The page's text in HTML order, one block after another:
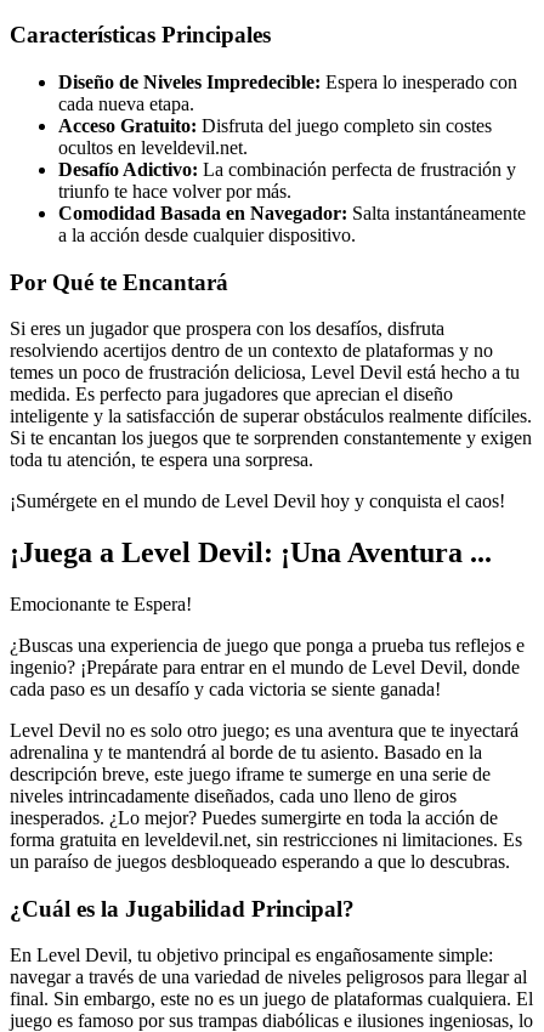
Características Principales
Diseño de Niveles Impredecible: Espera lo inesperado con
cada nueva etapa.
Acceso Gratuito: Disfruta del juego completo sin costes
ocultos en leveldevil.net.
Desafío Adictivo: La combinación perfecta de frustración y
triunfo te hace volver por más.
Comodidad Basada en Navegador: Salta instantáneamente
a la acción desde cualquier dispositivo.
Por Qué te Encantará
Si eres un jugador que prospera con los desafíos, disfruta
resolviendo acertijos dentro de un contexto de plataformas y no
temes un poco de frustración deliciosa, Level Devil está hecho a tu
medida. Es perfecto para jugadores que aprecian el diseño
inteligente y la satisfacción de superar obstáculos realmente difíciles.
Si te encantan los juegos que te sorprenden constantemente y exigen
toda tu atención, te espera una sorpresa.
¡Sumérgete en el mundo de Level Devil hoy y conquista el caos!
¡Juega a Level Devil: ¡Una Aventura ...
Emocionante te Espera!
¿Buscas una experiencia de juego que ponga a prueba tus reflejos e
ingenio? ¡Prepárate para entrar en el mundo de Level Devil, donde
cada paso es un desafío y cada victoria se siente ganada!
Level Devil no es solo otro juego; es una aventura que te inyectará
adrenalina y te mantendrá al borde de tu asiento. Basado en la
descripción breve, este juego iframe te sumerge en una serie de
niveles intrincadamente diseñados, cada uno lleno de giros
inesperados. ¿Lo mejor? Puedes sumergirte en toda la acción de
forma gratuita en leveldevil.net, sin restricciones ni limitaciones. Es
un paraíso de juegos desbloqueado esperando a que lo descubras.
¿Cuál es la Jugabilidad Principal?
En Level Devil, tu objetivo principal es engañosamente simple:
navegar a través de una variedad de niveles peligrosos para llegar al
final. Sin embargo, este no es un juego de plataformas cualquiera. El
juego es famoso por sus trampas diabólicas e ilusiones ingeniosas, lo